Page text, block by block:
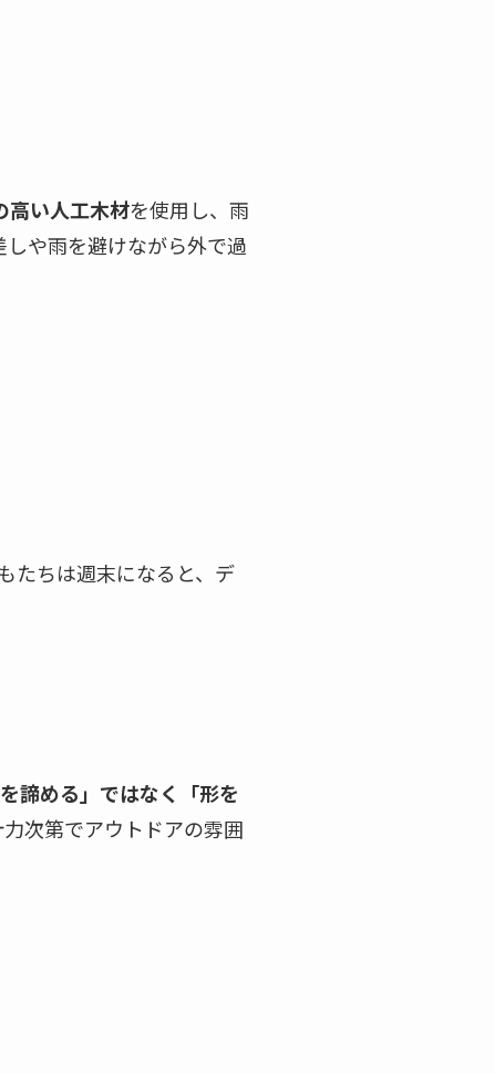
高い人工木材を使用し、雨
しや雨を避けながら外で過
たちは週末になると、デ
を諦める」ではなく「形を
次第でアウトドアの雰囲